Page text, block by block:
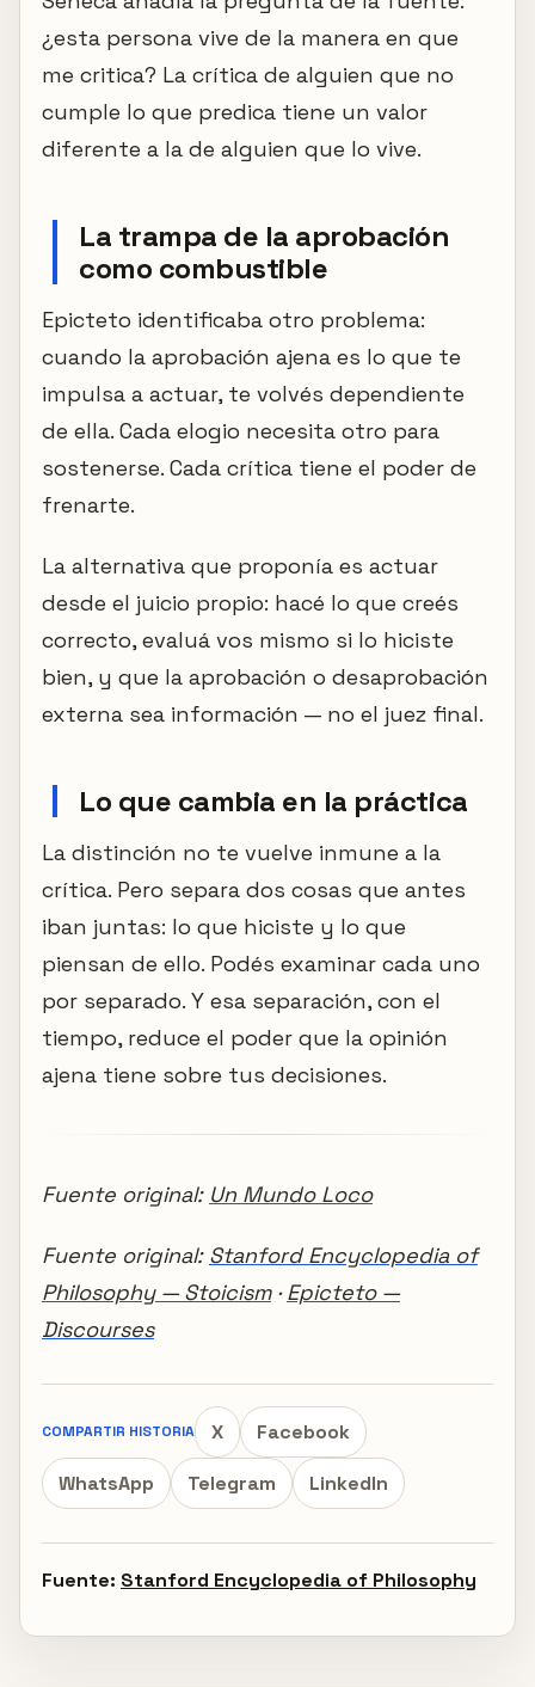
¿esta persona vive de la manera en que
me critica? La crítica de alguien que no
cumple lo que predica tiene un valor
diferente a la de alguien que lo vive.
La trampa de la aprobación
como combustible
Epicteto identificaba otro problema:
cuando la aprobación ajena es lo que te
impulsa a actuar, te volvés dependiente
de ella. Cada elogio necesita otro para
sostenerse. Cada crítica tiene el poder de
frenarte.
La alternativa que proponía es actuar
desde el juicio propio: hacé lo que creés
correcto, evaluá vos mismo si lo hiciste
bien, y que la aprobación o desaprobación
externa sea información — no el juez final.
Lo que cambia en la práctica
La distinción no te vuelve inmune a la
crítica. Pero separa dos cosas que antes
iban juntas: lo que hiciste y lo que
piensan de ello. Podés examinar cada uno
por separado. Y esa separación, con el
tiempo, reduce el poder que la opinión
ajena tiene sobre tus decisiones.
Fuente original: Un Mundo Loco
Fuente original: Stanford Encyclopedia of
Philosophy — Stoicism·Epicteto —
Discourses
COMPARTIR HISTORIA X Facebook
WhatsApp Telegram LinkedIn
Fuente: Stanford Encyclopedia of Philosophy